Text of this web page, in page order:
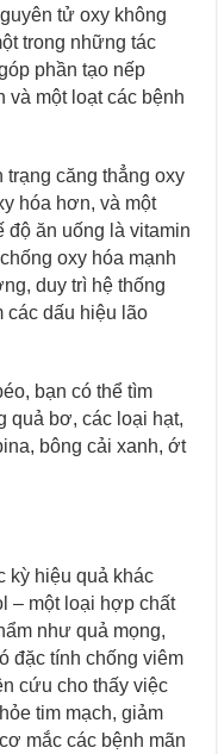
tử oxy không
trong những tác
phần tạo nếp
và một loạt các bệnh
trạng căng thẳng oxy
hóa hơn, và một
độ ăn uống là vitamin
oxy hóa mạnh
duy trì hệ thống
các dấu hiệu lão
bạn có thể tìm
quả bơ, các loại hạt,
bông cải xanh, ớt
kỳ hiệu quả khác
– một loại hợp chất
như quả mọng,
đặc tính chống viêm
cứu cho thấy việc
tim mạch, giảm
mắc các bệnh mãn